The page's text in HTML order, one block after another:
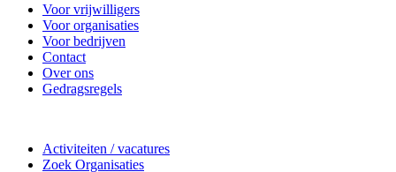
Voor vrijwilligers
Voor organisaties
Voor bedrijven
Contact
Over ons
Gedragsregels
Activiteiten / vacatures
Zoek Organisaties